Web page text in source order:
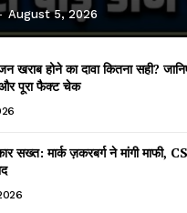
August 5, 2026
खराब होने का दावा कितना सही?
पूरा फैक्ट चेक
सख्त: मार्क ज़करबर्ग ने मांगी